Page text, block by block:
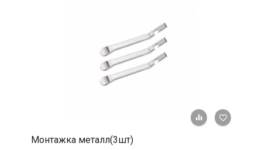
+ К
Монтажка металл(3шт)